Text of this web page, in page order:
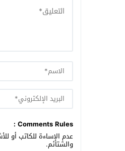
Comments Rules :
عدم الإساءة للكاتب أو
والشتائم.